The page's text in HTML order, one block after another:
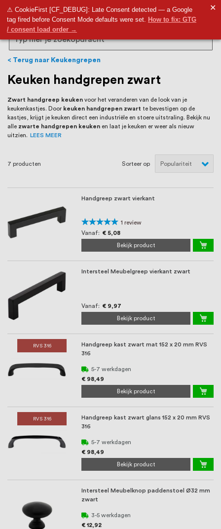
9,5
⚠ CookieFirst [CF_DEBUG]: Late Consent detected — a Google
tag fired before Consent Mode defaults were set. How to fix: GTG
/ consent load order →
✕
RVS Land is een écht familiebedrijf met
bijna 20 jaar ervaring in RVS producten
voor binnen- en buitenhuis, waaronder
trapleuningen, deurbeslag,
ventilatieroosters en bouwbeslag. In onze
webshop vind je het grootste assortiment
van Nederland en België, met meer dan
100.000 hoogwaardige RVS artikelen
tevens een eigen werkplaats waar we
RVS op maat produceren, geheel volgens
jouw specifieke wensen. Al sinds onze
oprichting staat persoonlijke service bij
ons voorop, want we geloven dat een
goede relatie met onze klanten het
verschil maakt.
Search
Terug naar Keukengrepen
Keuken handgrepen zwart
Zwart handgreep keuken voor het veranderen van de look van je
keukenkastjes. Door keuken handgrepen zwart te bevestigen op de
kastjes, krijgt je keuken direct een industriële en stoere uitstraling. Bekijk nu
alle zwarte handgrepen keuken en laat je keuken er weer als nieuw
uitzien.
LEES MEER
7 producten Sorteer op
Handgreep zwart vierkant
Waardering:
100%
1 review
Vanaf
€ 5,08
Bekijk product
Intersteel Meubelgreep vierkant zwart
Vanaf € 9,97
Bekijk product
RVS 316
Handgreep kast zwart mat 152 x 20 mm RVS
316
5-7 werkdagen
€ 98,49
Bekijk product
RVS 316
Handgreep kast zwart glans 152 x 20 mm RVS
316
5-7 werkdagen
€ 98,49
Bekijk product
Intersteel Meubelknop paddenstoel Ø32 mm
zwart
3-5 werkdagen
€ 12,92